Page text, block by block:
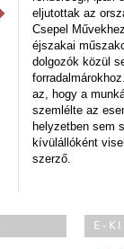
eljutottak az
Csepel
éjszakai
dolgozók közül
az, hogy a
szemlélte az
helyzetben sem
kívülállóként
szerző.
E-